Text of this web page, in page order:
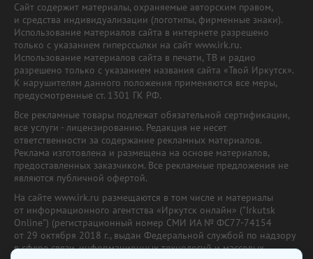
Сайт содержит материалы, охраняемые авторским правом,
и средства индивидуализации (логотипы, фирменные знаки).
Использование материалов сайта в интернете разрешено
только с указанием гиперссылки на сайт www.irk.ru.
Использование материалов сайта в печати, ТВ и радио
разрешено только с указанием названия сайта «Твой Иркутск».
К нарушителям данного положения применяются все меры,
предусмотренные ст. 1301 ГК РФ.
Все рекламные товары подлежат обязательной сертификации,
все услуги - лицензированию. Редакция не несет
ответственности за содержание рекламных материалов.
Реклама изготовлена и размещена на основе материалов,
предоставленных заказчиком. Все рекламные предложения не
являются публичной офертой.
На сайте www.irk.ru размещаются в том числе и материалы
от информационного агентства «Иркутск онлайн» ("Irkutsk
Online") (регистрационный номер СМИ ИА № ФС77-74154
от 29 октября 2018 г., выдан Федеральной службой по надзору
в сфере связи, информационных технологий и массовых